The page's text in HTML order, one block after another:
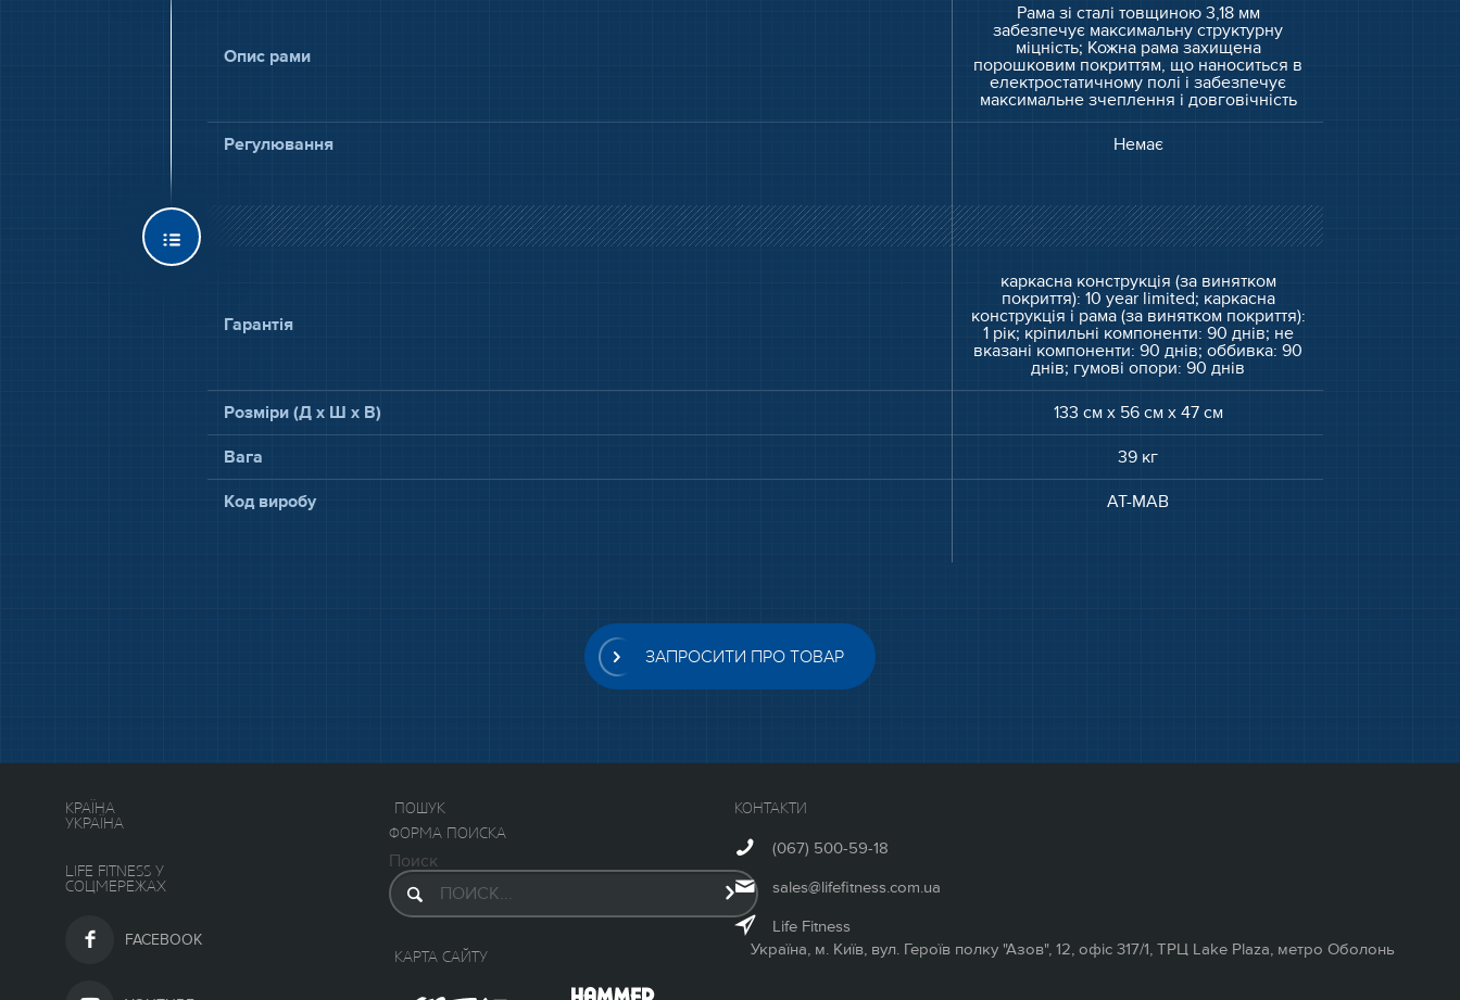
Опис рами
Рама зі сталі товщиною 3,18 мм
забезпечує максимальну структурну
міцність; Кожна рама захищена
порошковим покриттям, що наноситься в
електростатичному полі і забезпечує
максимальне зчеплення і довговічність
Регулювання Немає
Гарантія
каркасна конструкція (за винятком
покриття): 10 year limited; каркасна
конструкція і рама (за винятком покриття):
1 рік; кріпильні компоненти: 90 днів; не
вказані компоненти: 90 днів; оббивка: 90
днів; гумові опори: 90 днів
Розміри (Д x Ш x В) 133 см x 56 см x 47 см
Вага 39 кг
Код виробу AT-MAB
ЗАПРОСИТИ ПРО ТОВАР
КРАЇНА
УКРАЇНА
LIFE FITNESS У
СОЦМЕРЕЖАХ
FACEBOOK
ПОШУК
ФОРМА ПОИСКА
Поиск
КАРТА САЙТУ
КОНТАКТИ
(067) 500-59-18
sales@lifefitness.com.ua
Life Fitness
Україна, м. Київ, вул. Героїв полку "Азов", 12, офіс 317/1, ТРЦ Lake Plaza, метро Оболонь